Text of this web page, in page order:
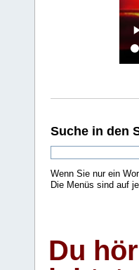
Suche in den
Wenn Sie nur ein
Die Menüs sind auf
Du